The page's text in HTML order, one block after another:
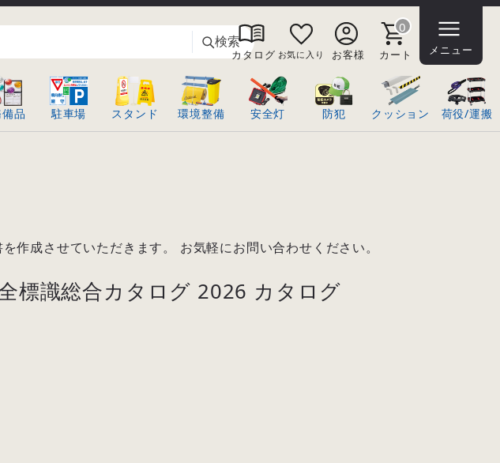
検索
カタログ お気に入り お客様
0
カート メニュー
品 駐車場 スタンド 環境整備 安全灯 防犯 クッション 荷役/運搬
作成させていただきます。 お気軽にお問い合わせください。
標識総合カタログ 2026 カタログ